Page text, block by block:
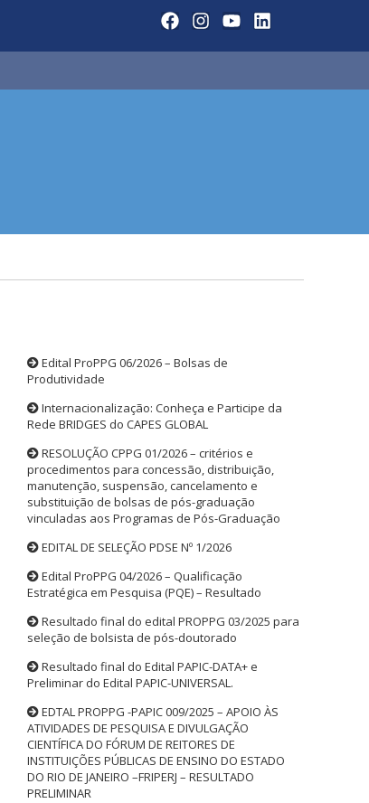
Edital ProPPG 06/2026 – Bolsas de
Produtividade
Internacionalização: Conheça e Participe da
Rede BRIDGES do CAPES GLOBAL
RESOLUÇÃO CPPG 01/2026 – critérios e
procedimentos para concessão, distribuição,
manutenção, suspensão, cancelamento e
substituição de bolsas de pós-graduação
vinculadas aos Programas de Pós-Graduação
EDITAL DE SELEÇÃO PDSE Nº 1/2026
Edital ProPPG 04/2026 – Qualificação
Estratégica em Pesquisa (PQE) – Resultado
Resultado final do edital PROPPG 03/2025 para
seleção de bolsista de pós-doutorado
Resultado final do Edital PAPIC-DATA+ e
Preliminar do Edital PAPIC-UNIVERSAL.
EDTAL PROPPG -PAPIC 009/2025 – APOIO ÀS
ATIVIDADES DE PESQUISA E DIVULGAÇÃO
CIENTÍFICA DO FÓRUM DE REITORES DE
INSTITUIÇÕES PÚBLICAS DE ENSINO DO ESTADO
DO RIO DE JANEIRO –FRIPERJ – RESULTADO
PRELIMINAR